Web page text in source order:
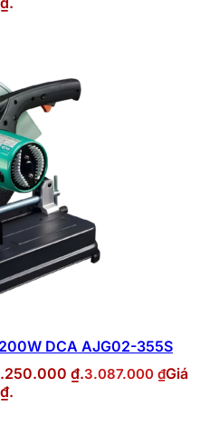
DCA AJG02-355S
₫.3.087.000 ₫Giá